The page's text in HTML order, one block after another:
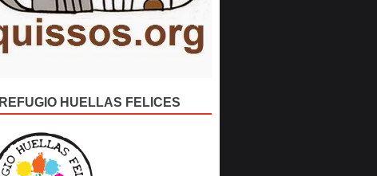
REFUGIO HUELLAS FELICES